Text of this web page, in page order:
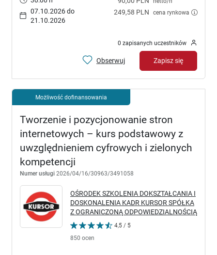
249,58 PLN cena rynkowa
07.10.2026 do
21.10.2026
0 zapisanych uczestników
Obserwuj Zapisz się
Możliwość dofinansowania
Tworzenie i pozycjonowanie stron
internetowych – kurs podstawowy z
uwzględnieniem cyfrowych i zielonych
kompetencji
Numer usługi 2026/04/16/30963/3491058
OŚRODEK SZKOLENIA DOKSZTAŁCANIA I
DOSKONALENIA KADR KURSOR SPÓŁKA
Z OGRANICZONĄ ODPOWIEDZIALNOŚCIĄ
4,5 / 5
850 ocen